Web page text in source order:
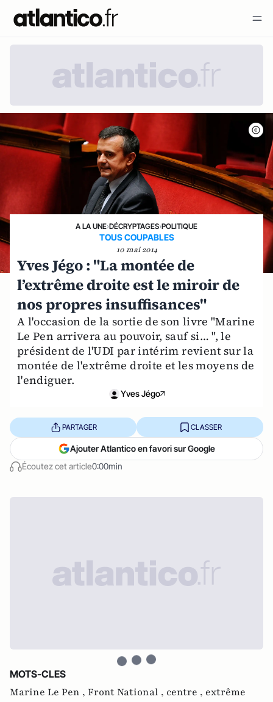
A LA UNE›DÉCRYPTAGES›POLITIQUE
TOUS COUPABLES
10 mai 2014
Yves Jégo : "La montée de
l’extrême droite est le miroir de
nos propres insuffisances"
A l'occasion de la sortie de son livre "Marine
Le Pen arrivera au pouvoir, sauf si… ", le
président de l'UDI par intérim revient sur la
montée de l'extrême droite et les moyens de
l'endiguer.
Yves Jégo
Écoutez cet article0:00min
PARTAGER CLASSER
Ajouter Atlantico en favori sur Google
MOTS-CLES
Marine Le Pen , Front National , centre , extrême